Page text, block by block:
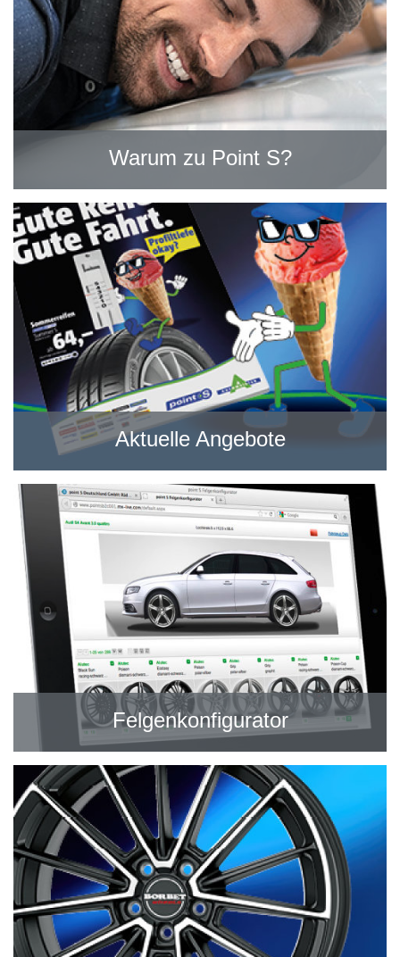
Warum zu Point S?
Aktuelle Angebote
Felgenkonfigurator